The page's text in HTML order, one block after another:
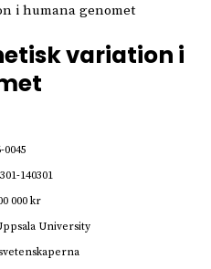
i humana genomet
variation i
0045
140301
000 kr
University